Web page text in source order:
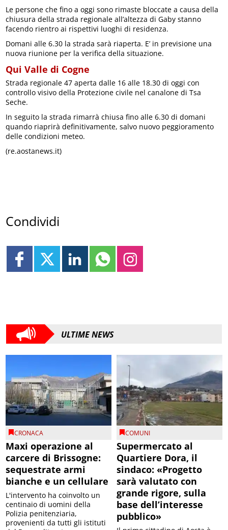
Le persone che fino a oggi sono rimaste bloccate a causa della
chiusura della strada regionale all’altezza di Gaby stanno
facendo rientro ai rispettivi luoghi di residenza.
Domani alle 6.30 la strada sarà riaperta. E’ in previsione una
nuova riunione per la verifica della situazione.
Qui Valle di Cogne
Strada regionale 47 aperta dalle 16 alle 18.30 di oggi con
controllo visivo della Protezione civile nel canalone di Tsa
Seche.
In seguito la strada rimarrà chiusa fino alle 6.30 di domani
quando riaprirà definitivamente, salvo nuovo peggioramento
delle condizioni meteo.
(re.aostanews.it)
Condividi
ULTIME NEWS
CRONACA
Maxi operazione al
carcere di Brissogne:
sequestrate armi
bianche e un cellulare
L'intervento ha coinvolto un
centinaio di uomini della
Polizia penitenziaria,
provenienti da tutti gli istituti
COMUNI
Supermercato al
Quartiere Dora, il
sindaco: «Progetto
sarà valutato con
grande rigore, sulla
base dell’interesse
pubblico»